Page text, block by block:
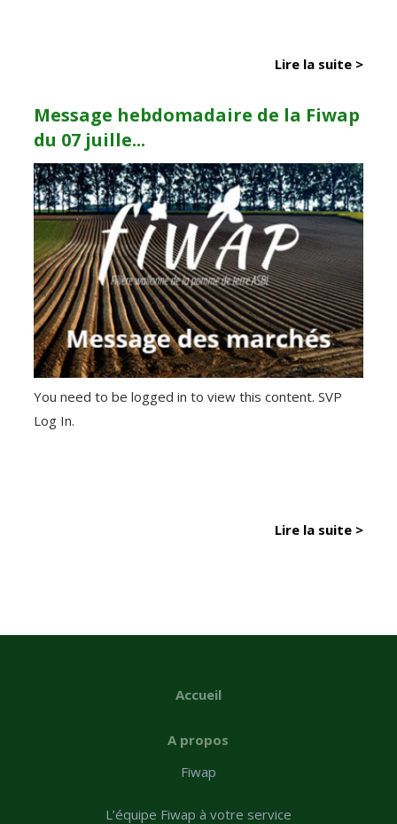
Lire la suite >
Message hebdomadaire de la Fiwap
du 07 juille...
You need to be logged in to view this content. SVP
Log In.
Lire la suite >
Accueil
A propos
Fiwap
L’équipe Fiwap à votre service